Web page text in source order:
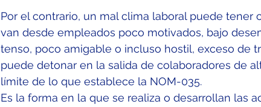
Por el contrario, un mal clima laboral puede tener
van desde empleados poco motivados, bajo
tenso, poco amigable o incluso hostil, exceso de
puede detonar en la salida de colaboradores de
límite de lo que establece la NOM-035.
Es la forma en la que se realiza o desarrollan las